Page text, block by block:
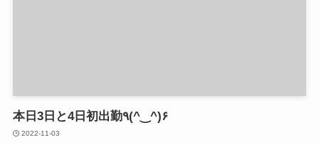
本日3日と4日初出勤٩(^‿^)۶
2022-11-03